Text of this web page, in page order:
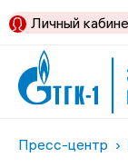
Личный
Пресс-центр